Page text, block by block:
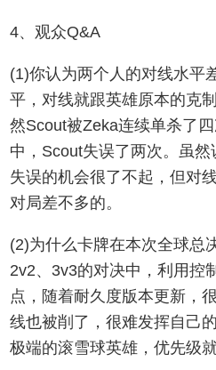
4、观众Q&A
(1)你认为两个人的对线水平
平，对线就跟英雄原本的克
然Scout被Zeka连续单杀了
中，Scout失误了两次。虽
失误的机会很了不起，但对
对局差不多的。
(2)为什么卡牌在本次全球总
2v2、3v3的对决中，利用控
点，随着耐久度版本更新，
线也被削了，很难发挥自己
极端的滚雪球英雄，优先级就